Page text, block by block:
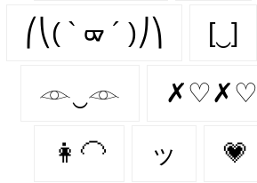
⎛⎝( ` ᢍ ´ )⎠⎞ [‿]
𓁹‿𓁹 ✗♡✗♡
👩‍🦲 ッ 💗